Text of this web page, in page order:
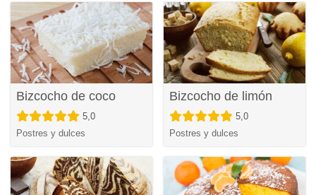
Bizcocho de coco
5,0
Postres y dulces
Bizcocho de limón
5,0
Postres y dulces